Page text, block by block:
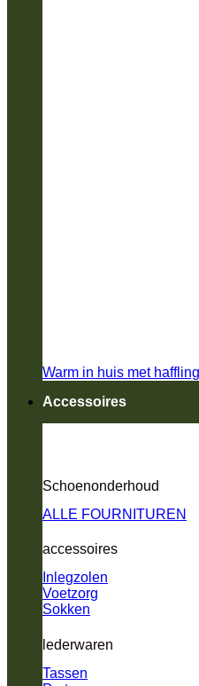
Warm in huis met
Accessoires
Schoenonderhoud
ALLE FOURNITUREN
accessoires
Inlegzolen
Voetzorg
Sokken
lederwaren
Tassen